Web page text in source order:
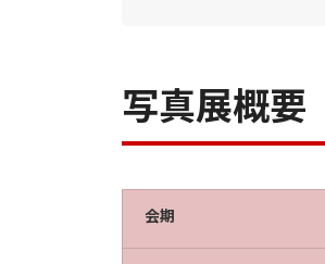
写真展概要
会期